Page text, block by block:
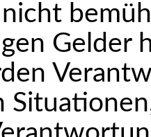
Gelder